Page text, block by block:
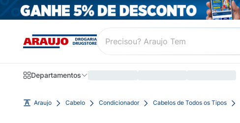
Departamentos
Araujo Cabelo Condicionador Cabelos de Todos os Tipos